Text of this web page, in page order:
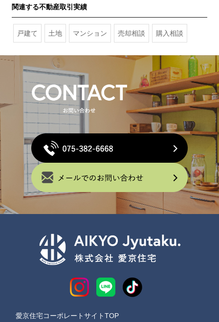
関連する不動産取引実績
戸建て 土地 マンション 売却相談 購入相談
愛京住宅コーポレートサイトTOP